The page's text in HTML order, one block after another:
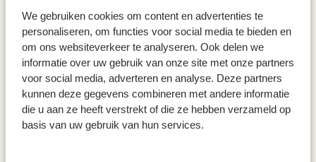
We gebruiken cookies om content en advertenties te
personaliseren, om functies voor social media te bieden en
om ons websiteverkeer te analyseren. Ook delen we
informatie over uw gebruik van onze site met onze partners
voor social media, adverteren en analyse. Deze partners
kunnen deze gegevens combineren met andere informatie
die u aan ze heeft verstrekt of die ze hebben verzameld op
basis van uw gebruik van hun services.
Terrakotta, Ø 13,5 cm
1,95
inkl. MwSt zzgl. Versandkosten
Ø11 cm
inkl. MwSt zzgl. Versandkosten